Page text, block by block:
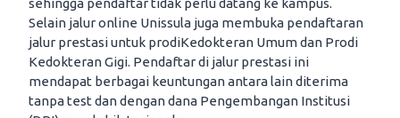
Selain jalur online Unissula juga membuka pendaftaran
jalur prestasi untuk prodiKedokteran Umum dan Prodi
Kedokteran Gigi. Pendaftar di jalur prestasi ini
mendapat berbagai keuntungan antara lain diterima
tanpa test dan dengan dana Pengembangan Institusi